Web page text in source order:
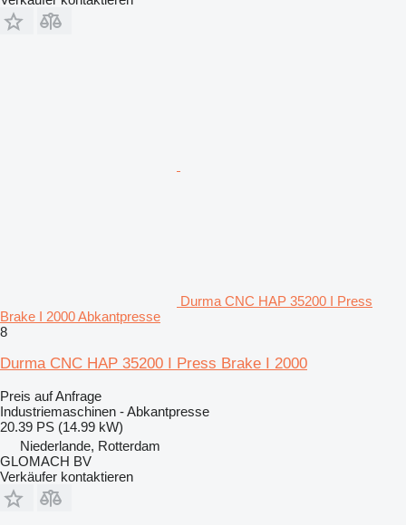
Durma CNC HAP 35200 I Press
Brake I 2000 Abkantpresse
8
Durma CNC HAP 35200 I Press Brake I 2000
Preis auf Anfrage
Industriemaschinen - Abkantpresse
20.39 PS (14.99 kW)
Niederlande, Rotterdam
GLOMACH BV
Verkäufer kontaktieren